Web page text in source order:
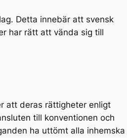
Detta innebär att svensk
har rätt att vända sig till
att deras rättigheter enligt
till konventionen och
ha uttömt alla inhemska